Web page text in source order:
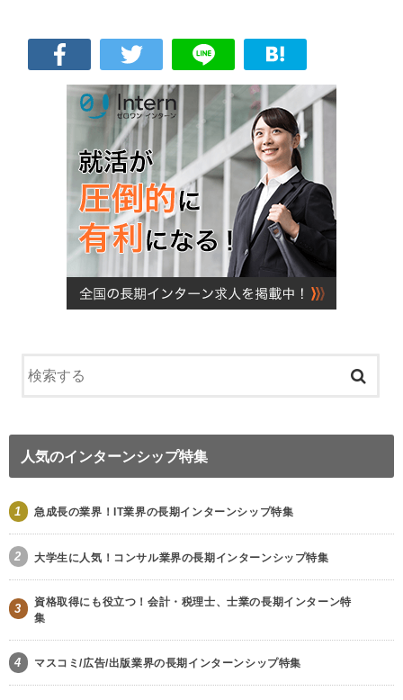
人気のインターンシップ特集
1 急成長の業界！IT業界の長期インターンシップ特集
2 大学生に人気！コンサル業界の長期インターンシップ特集
3
資格取得にも役立つ！会計・税理士、士業の長期インターン特
集
4 マスコミ/広告/出版業界の長期インターンシップ特集